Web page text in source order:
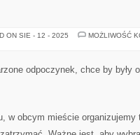
ON SIE - 12 - 2025
MOŻLIWOŚĆ
odpoczynek, chce by były
w obcym mieście